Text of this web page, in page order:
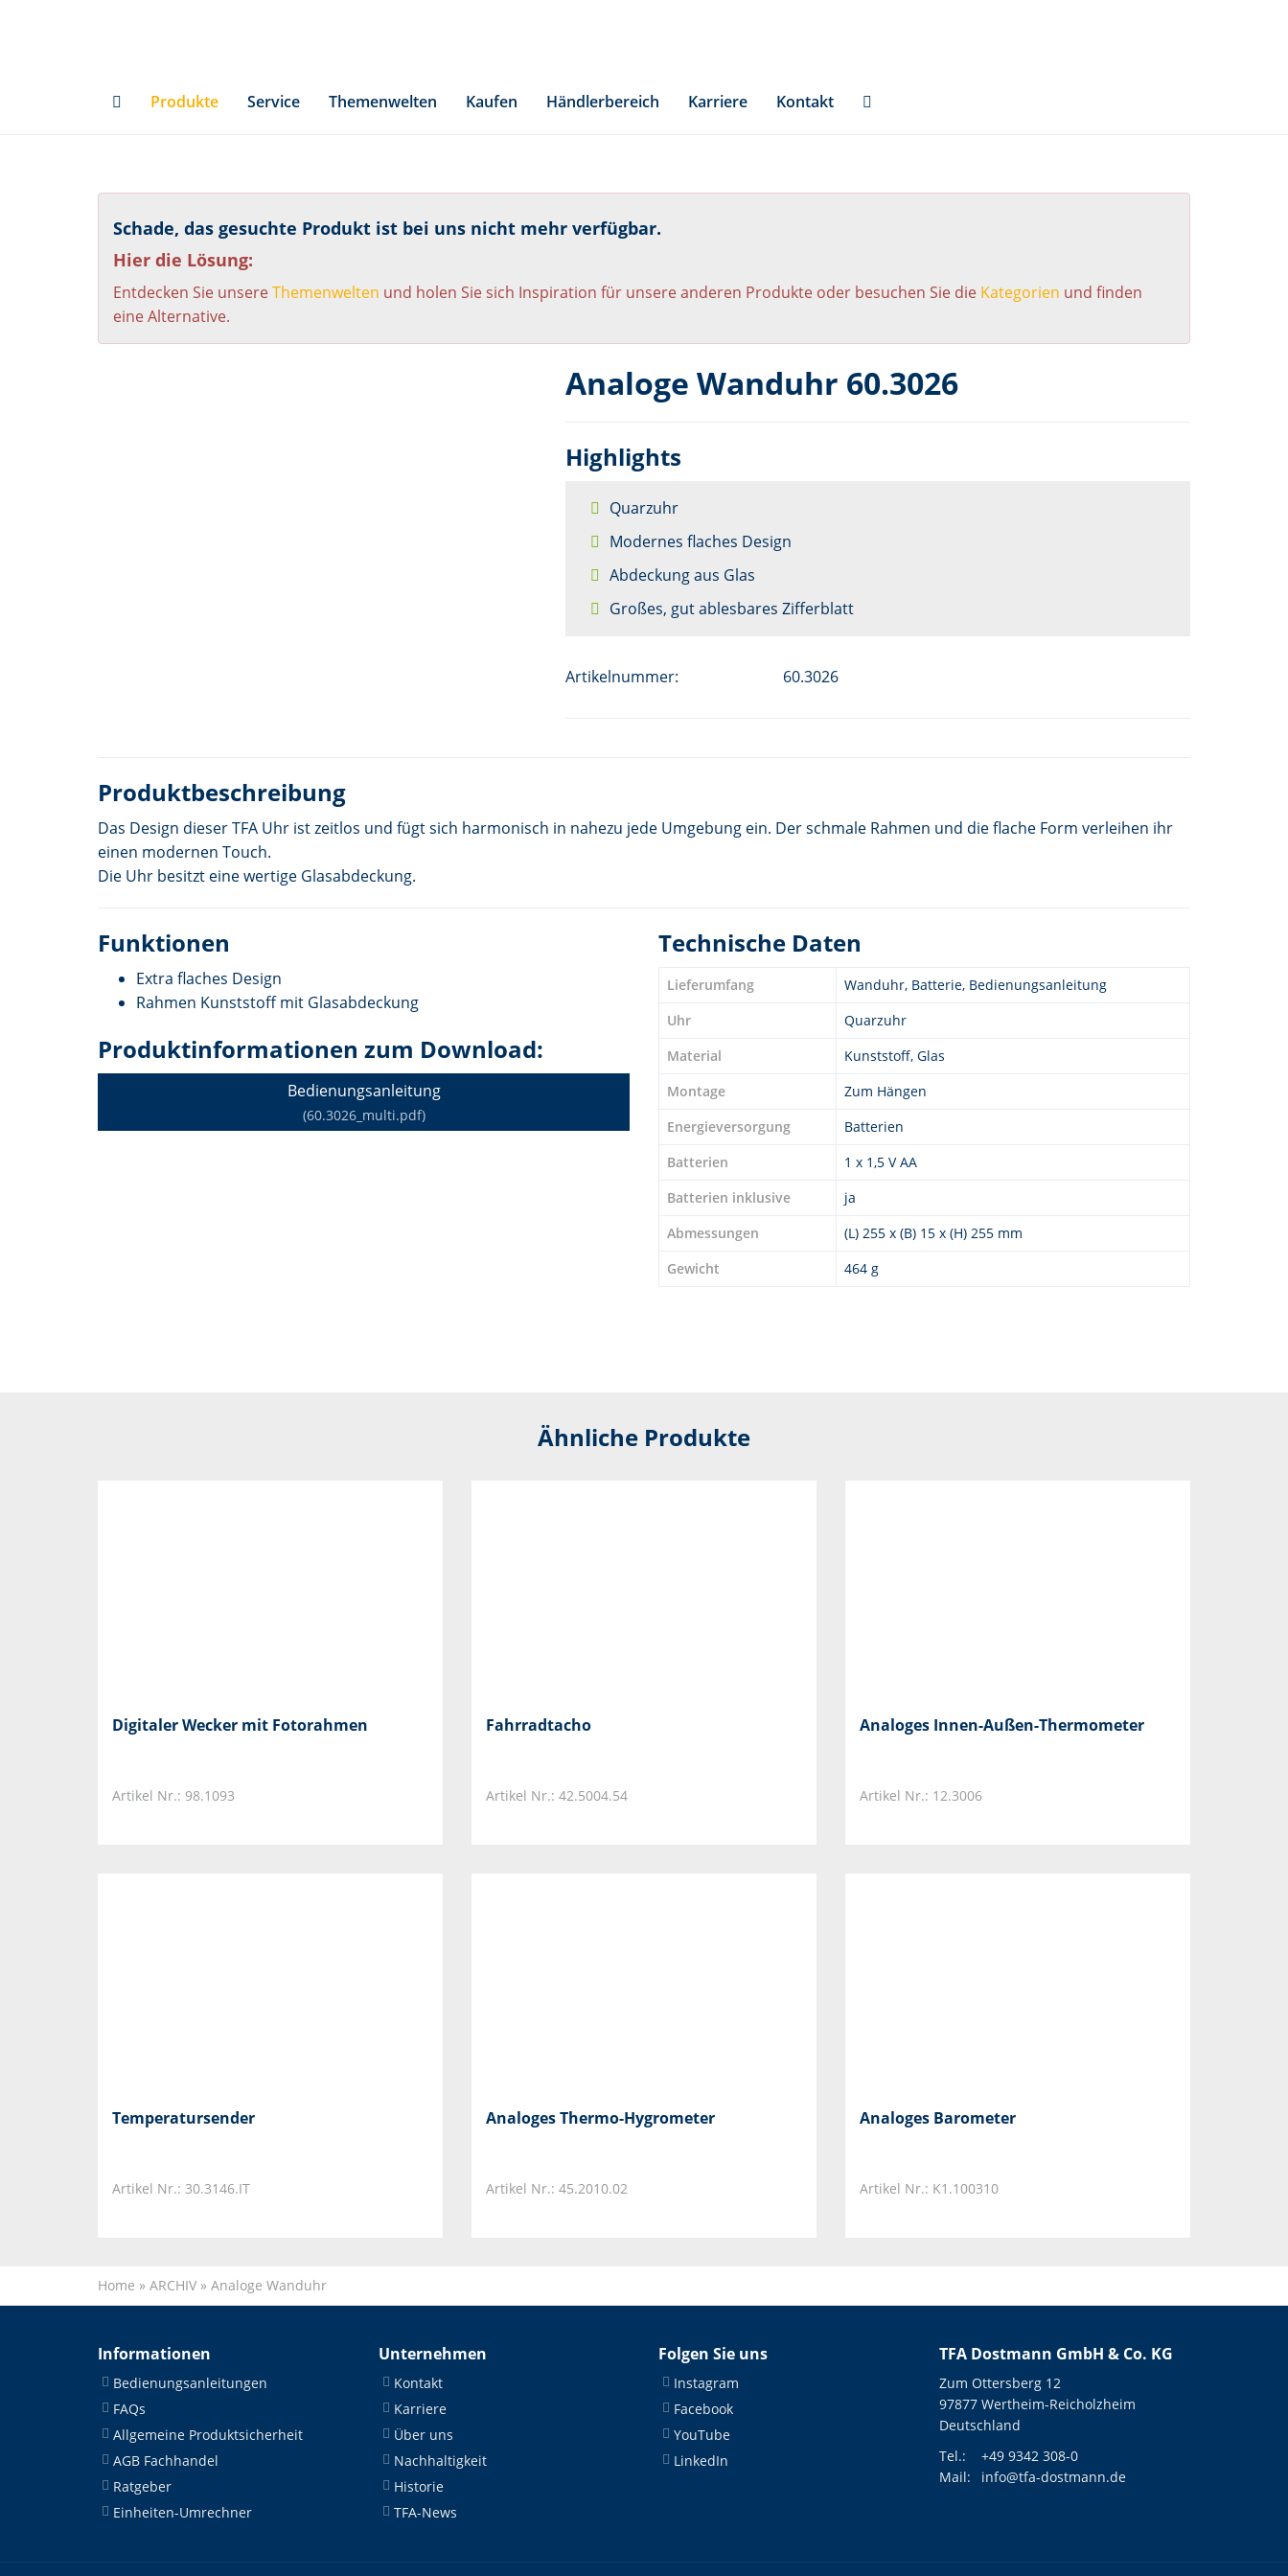
Produkte
Service Themenwelten Kaufen Händlerbereich Karriere Kontakt
Schade, das gesuchte Produkt ist bei uns nicht mehr verfügbar.
Hier die Lösung:
Entdecken Sie unsereThemenwelten und holen Sie sich Inspiration für unsere anderen Produkte oder besuchen Sie die Kategorien und finden
eine Alternative.
Analoge Wanduhr 60.3026
Highlights
Quarzuhr
Modernes flaches Design
Abdeckung aus Glas
Großes, gut ablesbares Zifferblatt
Artikelnummer: 60.3026
Produktbeschreibung
Das Design dieser TFA Uhr ist zeitlos und fügt sich harmonisch in nahezu jede Umgebung ein. Der schmale Rahmen und die flache Form verleihen ihr
einen modernen Touch.
Die Uhr besitzt eine wertige Glasabdeckung.
Funktionen
Extra flaches Design
Rahmen Kunststoff mit Glasabdeckung
Produktinformationen zum Download:
Bedienungsanleitung
(60.3026_multi.pdf)
Technische Daten
Lieferumfang
Wanduhr, Batterie, Bedienungsanleitung
Uhr
Quarzuhr
Material
Kunststoff, Glas
Montage
Zum Hängen
Energieversorgung
Batterien
Batterien
1 x 1,5 V AA
Batterien inklusive
ja
Abmessungen
(L) 255 x (B) 15 x (H) 255 mm
Gewicht
464 g
Ähnliche Produkte
Digitaler Wecker mit Fotorahmen
Artikel Nr.: 98.1093
Fahrradtacho
Artikel Nr.: 42.5004.54
Analoges Innen-Außen-Thermometer
Artikel Nr.: 12.3006
Temperatursender
Artikel Nr.: 30.3146.IT
Analoges Thermo-Hygrometer
Artikel Nr.: 45.2010.02
Analoges Barometer
Artikel Nr.: K1.100310
Home » ARCHIV » Analoge Wanduhr
Informationen
Bedienungsanleitungen
FAQs
Allgemeine Produktsicherheit
AGB Fachhandel
Ratgeber
Einheiten-Umrechner
Unternehmen
Kontakt
Karriere
Über uns
Nachhaltigkeit
Historie
TFA-News
Folgen Sie uns
Instagram
Facebook
YouTube
LinkedIn
TFA Dostmann GmbH & Co. KG
Zum Ottersberg 12
97877 Wertheim-Reicholzheim
Deutschland
Tel.:
+49 9342 308-0
Mail:
info@tfa-dostmann.de